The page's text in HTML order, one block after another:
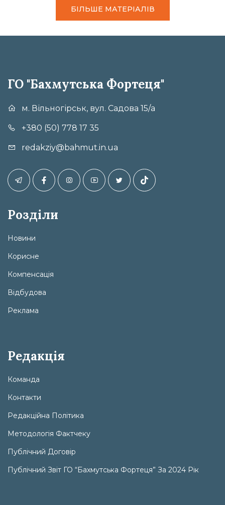
БІЛЬШЕ МАТЕРІАЛІВ
ГО "Бахмутська Фортеця"
м. Вільногірськ, вул. Садова 15/а
+380 (50) 778 17 35
redakziy@bahmut.in.ua
Розділи
Новини
Корисне
Компенсація
Відбудова
Реклама
Редакція
Команда
Контакти
Редакційна Політика
Методологія Фактчеку
Публічний Договір
Публічний Звіт ГО “Бахмутська Фортеця” За 2024 Рік